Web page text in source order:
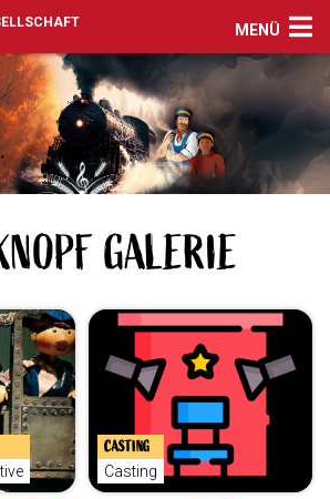
MENÜ
GALERIE
CASTING
Casting